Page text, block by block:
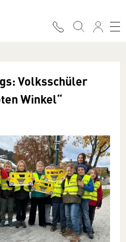
Volksschüler
Winkel“